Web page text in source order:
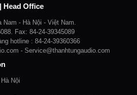
Head Office
Nam - Hà Nội - Việt Nam.
Fax: 84-24-39345089
hotline : 84-24-39360366
- Service@thanhtungaudio.com
Nội